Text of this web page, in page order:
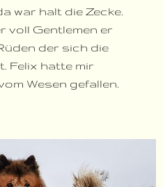
war halt die Zecke.
voll Gentlemen er
der sich die
Felix hatte mir
Wesen gefallen.